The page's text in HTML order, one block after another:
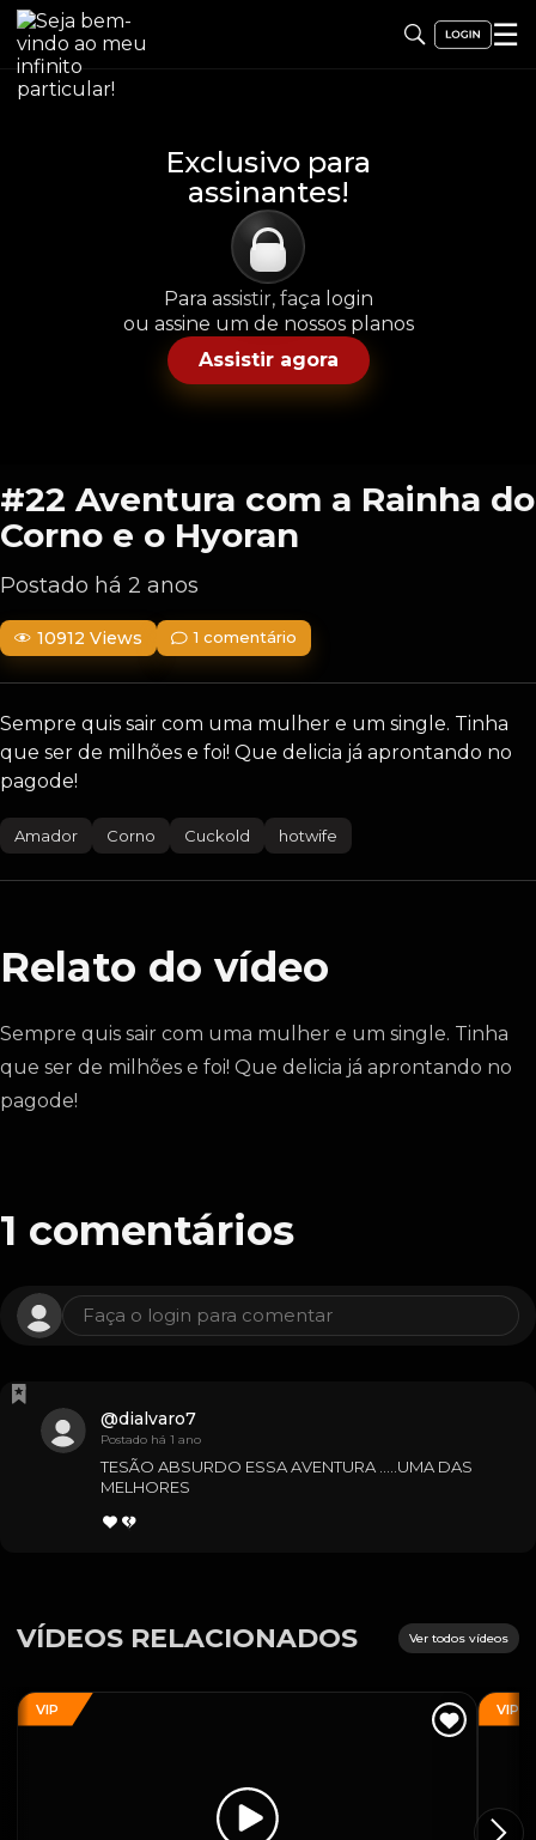
☰
Exclusivo para
assinantes!
Para assistir, faça login
ou assine um de nossos planos
Assistir agora
#22 Aventura com a Rainha do
Corno e o Hyoran
Postado há 2 anos
10912 Views 1 comentário
Sempre quis sair com uma mulher e um single. Tinha
que ser de milhões e foi! Que delicia já aprontando no
pagode!
Amador Corno Cuckold hotwife
Relato do vídeo
Sempre quis sair com uma mulher e um single. Tinha
que ser de milhões e foi! Que delicia já aprontando no
pagode!
1 comentários
Faça o login para comentar
@dialvaro7
Postado há 1 ano
TESÃO ABSURDO ESSA AVENTURA .....UMA DAS
MELHORES
VÍDEOS RELACIONADOS Ver todos vídeos
VIP VIP